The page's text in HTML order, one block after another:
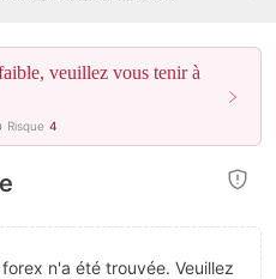
veuillez vous tenir à
Risque 4
n'a été trouvée. Veuillez